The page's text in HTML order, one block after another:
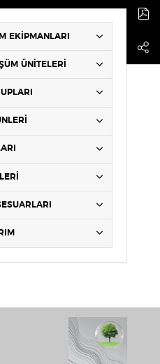
EKİPMANLARI
ÜNİTELERİ